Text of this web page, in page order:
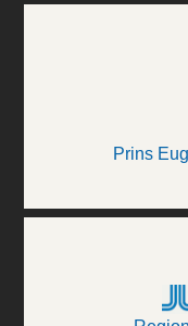
Prins